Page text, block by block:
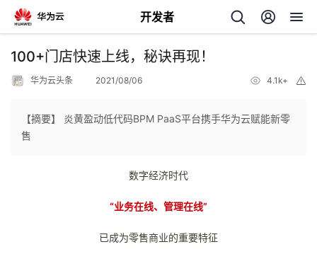
开发者
返
100+门店快速上线，秘诀再现！
华为云头条 2021/08/06 4.1k+
【摘要】 炎黄盈动低代码BPM PaaS平台携手华为云赋能新零
售
数字经济时代
“业务在线、管理在线”
已成为零售商业的重要特征